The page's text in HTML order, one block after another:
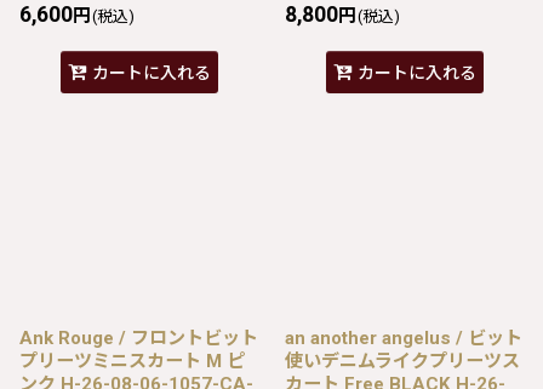
6,600円 (税込)
カートに入れる
8,800円 (税込)
カートに入れる
Ank Rouge / フロントビット
プリーツミニスカート M ピ
ンク H-26-08-06-1057-CA-
an another angelus / ビット
使いデニムライクプリーツス
カート Free BLACK H-26-